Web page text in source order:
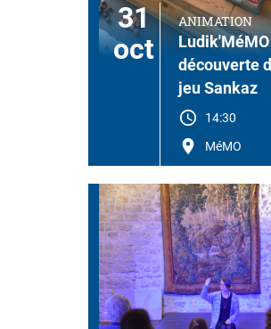
31
oct
ANIMATION
découverte
jeu Sankaz
14:30
MéMO